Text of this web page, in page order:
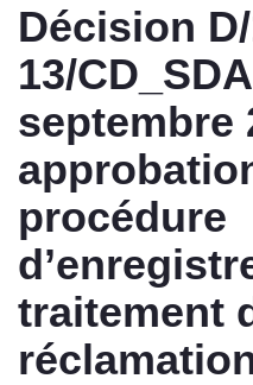
Décision
13/
septembre
procédure
traitement